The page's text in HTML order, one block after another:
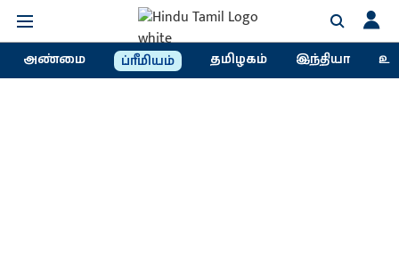
அண்மை ப்ரீமியம் தமிழகம் இந்தியா